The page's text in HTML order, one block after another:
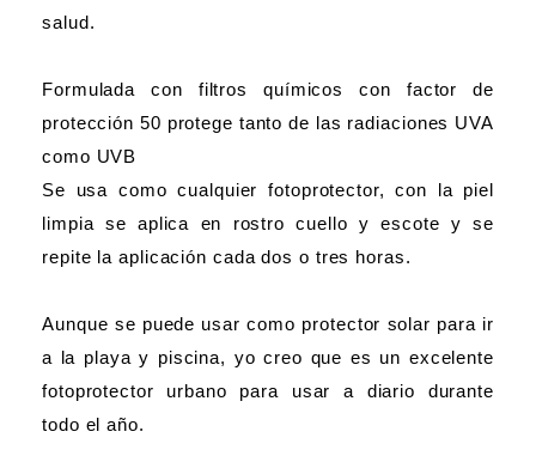
salud.
Formulada con filtros químicos con factor de
protección 50 protege tanto de las radiaciones UVA
como UVB
Se usa como cualquier fotoprotector, con la piel
limpia se aplica en rostro cuello y escote y se
repite la aplicación cada dos o tres horas.
Aunque se puede usar como protector solar para ir
a la playa y piscina, yo creo que es un excelente
fotoprotector urbano para usar a diario durante
todo el año.